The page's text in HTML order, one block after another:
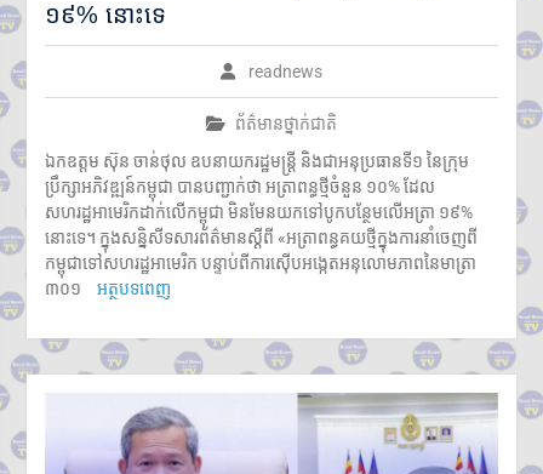
១៩% នោះទេ
readnews
ព័ត៌មានថ្នាក់ជាតិ
ឯកឧត្តម ស៊ុន ចាន់ថុល ឧបនាយករដ្ឋមន្ត្រី និងជាអនុប្រធានទី១ នៃក្រុម
ប្រឹក្សាអភិវឌ្ឍន៍កម្ពុជា បានបញ្ជាក់ថា អត្រាពន្ធថ្មីចំនួន ១០% ដែល
សហរដ្ឋអាមេរិកដាក់លើកម្ពុជា មិនមែនយកទៅបូកបន្ថែមលើអត្រា ១៩%
នោះទេ។ ក្នុងសន្និសីទសារព័ត៌មានស្ដីពី «អត្រាពន្ធគយថ្មីក្នុងការនាំចេញពី
កម្ពុជាទៅសហរដ្ឋអាមេរិក បន្ទាប់ពីការស៊ើបអង្កេតអនុលោមភាពនៃមាត្រា
៣០១
អត្ថបទពេញ